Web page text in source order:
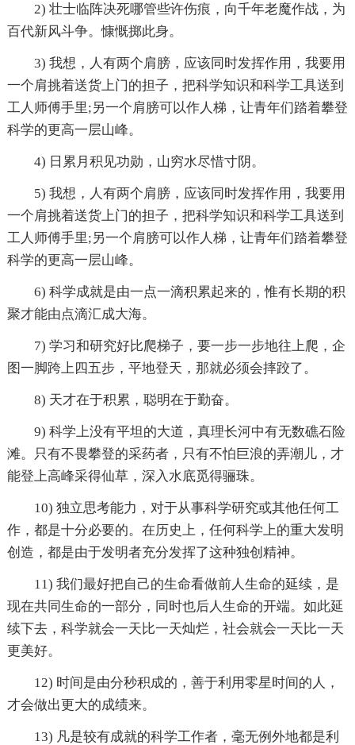
2) 壮士临阵决死哪管些许伤痕，向千年老魔作战，为
百代新风斗争。慷慨掷此身。
3) 我想，人有两个肩膀，应该同时发挥作用，我要用
一个肩挑着送货上门的担子，把科学知识和科学工具送到
工人师傅手里;另一个肩膀可以作人梯，让青年们踏着攀登
科学的更高一层山峰。
4) 日累月积见功勋，山穷水尽惜寸阴。
5) 我想，人有两个肩膀，应该同时发挥作用，我要用
一个肩挑着送货上门的担子，把科学知识和科学工具送到
工人师傅手里;另一个肩膀可以作人梯，让青年们踏着攀登
科学的更高一层山峰。
6) 科学成就是由一点一滴积累起来的，惟有长期的积
聚才能由点滴汇成大海。
7) 学习和研究好比爬梯子，要一步一步地往上爬，企
图一脚跨上四五步，平地登天，那就必须会摔跤了。
8) 天才在于积累，聪明在于勤奋。
9) 科学上没有平坦的大道，真理长河中有无数礁石险
滩。只有不畏攀登的采药者，只有不怕巨浪的弄潮儿，才
能登上高峰采得仙草，深入水底觅得骊珠。
10) 独立思考能力，对于从事科学研究或其他任何工
作，都是十分必要的。在历史上，任何科学上的重大发明
创造，都是由于发明者充分发挥了这种独创精神。
11) 我们最好把自己的生命看做前人生命的延续，是
现在共同生命的一部分，同时也后人生命的开端。如此延
续下去，科学就会一天比一天灿烂，社会就会一天比一天
更美好。
12) 时间是由分秒积成的，善于利用零星时间的人，
才会做出更大的成绩来。
13) 凡是较有成就的科学工作者，毫无例外地都是利